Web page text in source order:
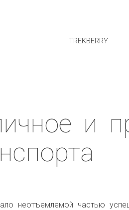
TREKBERRY
и
неотъемлемой частью